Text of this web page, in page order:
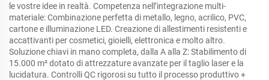
le vostre idee in realtà. Competenza nell’integrazione multi-
materiale: Combinazione perfetta di metallo, legno, acrilico, PVC,
cartone e illuminazione LED. Creazione di allestimenti resistenti e
accattivanti per cosmetici, gioielli, elettronica e molto altro.
Soluzione chiavi in mano completa, dalla A alla Z: Stabilimento di
15.000 m² dotato di attrezzature avanzate per il taglio laser e la
lucidatura. Controlli QC rigorosi su tutto il processo produttivo +